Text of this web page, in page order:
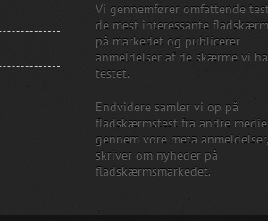
Vi gennemfører omfattende
de mest interessante
på markedet og publicerer
anmeldelser af de skærme vi
testet.
Endvidere samler vi op på
fladskærmstest fra andre
gennem vore meta
skriver om nyheder på
fladskærmsmarkedet.